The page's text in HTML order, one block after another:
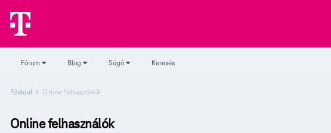
Fórum Blog Súgó Keresés
Főoldal Online Felhasználók
Online felhasználók